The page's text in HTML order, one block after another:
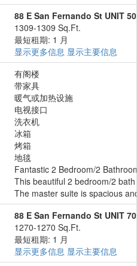
88 E San Fernando St UNIT
1309-1309 Sq.Ft.
最短租期: 1 月
显示更多信息 显示主要信息
有阁楼
带家具
暖气或加热设施
电视接口
洗衣机
冰箱
烤箱
地毯
Fantastic 2 Bedroom/2
This beautiful 2 bedroom/2
The master suite is spacious
88 E San Fernando St UNIT
1270-1270 Sq.Ft.
最短租期: 1 月
显示更多信息 显示主要信息